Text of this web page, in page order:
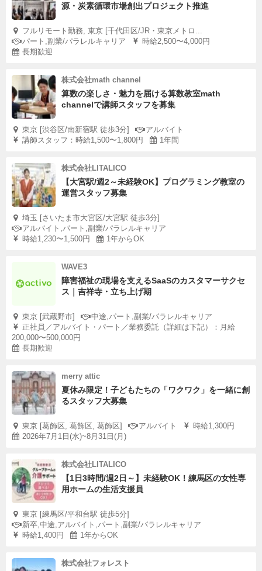
源・炭素循環市場創出プロジェクト推進
フルリモート勤務, 東京 [千代田区/JR・東京メトロ...
パート,副業/パラレルキャリア
時給2,500〜4,000円
長期歓迎
株式会社math channel
算数の楽しさ・魅力を届ける算数教室math
channelで講師スタッフを募集
東京 [渋谷区/南新宿駅 徒歩3分]
アルバイト
講師スタッフ：時給1,500〜1,800円
1年間
株式会社LITALICO
【大宮駅/週2～未経験OK】プログラミング教室の
運営スタッフ募集
埼玉 [さいたま市大宮区/大宮駅 徒歩3分]
アルバイト,パート,副業/パラレルキャリア
時給1,230〜1,500円
1年からOK
WAVE3
障害福祉の現場を支えるSaaSのカスタマーサクセ
ス｜吉祥寺・立ち上げ期
東京 [武蔵野市]
中途,パート,副業/パラレルキャリア
正社員／アルバイト・パート／業務委託（詳細は下記）：月給
200,000〜500,000円
長期歓迎
merry attic
夏休み限定！子どもたちの「ワクワク」を一緒に創
るスタッフ大募集
東京 [葛飾区, 葛飾区, 葛飾区] アルバイト
時給1,300円
2026年7月1日(水)~8月31日(月)
株式会社LITALICO
【1日3時間/週2日～】未経験OK！練馬区の女性専
用ホームの生活支援員
東京 [練馬区/平和台駅 徒歩5分]
新卒,中途,アルバイト,パート,副業/パラレルキャリア
時給1,400円
1年からOK
株式会社フォレスト